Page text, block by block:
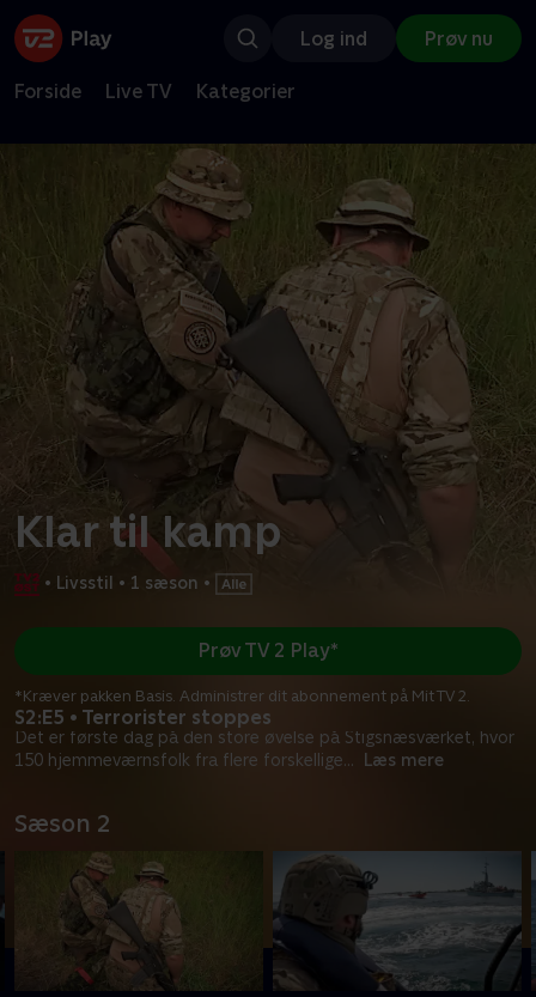
Log ind Prøv nu
Forside Live TV Kategorier
Klar til kamp
• Livsstil • 1 sæson •
S2:E5 • Terrorister stoppes
Det er første dag på den store øvelse på Stigsnæsværket, hvor
150 hjemmeværnsfolk fra flere forskellige... Læs mere
Prøv TV 2 Play*
*Kræver pakken Basis. Administrer dit abonnement på Mit TV 2.
Sæson 2